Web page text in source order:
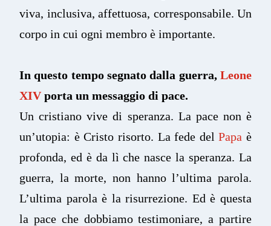
viva, inclusiva, affettuosa, corresponsabile. Un
corpo in cui ogni membro è importante.
In questo tempo segnato dalla guerra, Leone
XIVporta un messaggio di pace.
Un cristiano vive di speranza. La pace non è
un’utopia: è Cristo risorto. La fede delPapa è
profonda, ed è da lì che nasce la speranza. La
guerra, la morte, non hanno l’ultima parola.
L’ultima parola è la risurrezione. Ed è questa
la pace che dobbiamo testimoniare, a partire